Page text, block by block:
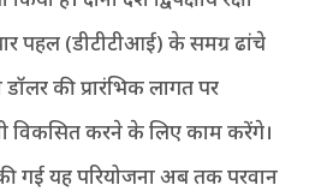
पहल (डीटीटीआई) के समग्र ढांचे
की प्रारंभिक लागत पर
विकसित करने के लिए काम करेंगे।
गई यह परियोजना अब तक परवान